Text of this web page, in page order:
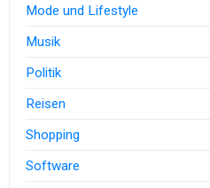
Mode und Lifestyle
Musik
Politik
Reisen
Shopping
Software